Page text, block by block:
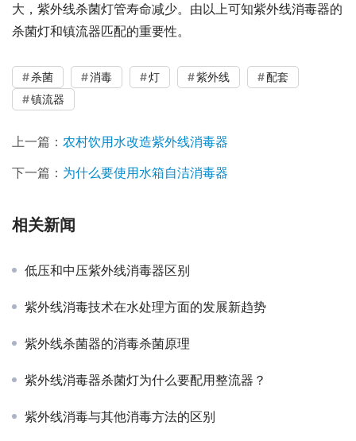
大，紫外线杀菌灯管寿命减少。由以上可知紫外线消毒器的
杀菌灯和镇流器匹配的重要性。
杀菌 消毒 灯 紫外线
配套
镇流器
上一篇： 农村饮用水改造紫外线消毒器
下一篇： 为什么要使用水箱自洁消毒器
相关新闻
低压和中压紫外线消毒器区别
紫外线消毒技术在水处理方面的发展新趋势
紫外线杀菌器的消毒杀菌原理
紫外线消毒器杀菌灯为什么要配用整流器？
紫外线消毒与其他消毒方法的区别